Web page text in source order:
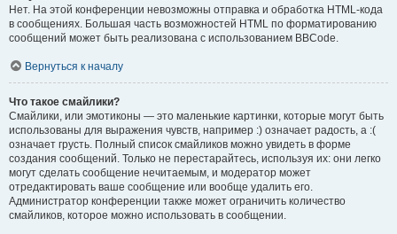
Нет. На этой конференции невозможны отправка и обработка HTML-кода
в сообщениях. Большая часть возможностей HTML по форматированию
сообщений может быть реализована с использованием BBCode.
Вернуться к началу
Что такое смайлики?
Смайлики, или эмотиконы — это маленькие картинки, которые могут быть
использованы для выражения чувств, например :) означает радость, а :(
означает грусть. Полный список смайликов можно увидеть в форме
создания сообщений. Только не перестарайтесь, используя их: они легко
могут сделать сообщение нечитаемым, и модератор может
отредактировать ваше сообщение или вообще удалить его.
Администратор конференции также может ограничить количество
смайликов, которое можно использовать в сообщении.